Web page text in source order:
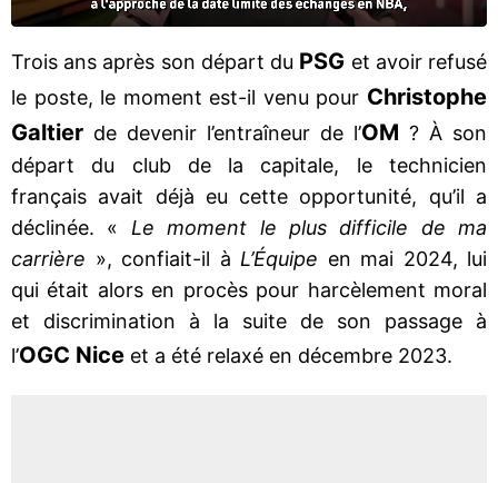
Trois ans après son départ du PSG et avoir refusé
le poste, le moment est-il venu pour Christophe
Galtier de devenir l’entraîneur de l’OM ? À son
départ du club de la capitale, le technicien
français avait déjà eu cette opportunité, qu’il a
déclinée. « Le moment le plus difficile de ma
carrière », confiait-il à L’Équipe en mai 2024, lui
qui était alors en procès pour harcèlement moral
et discrimination à la suite de son passage à
l’OGC Nice et a été relaxé en décembre 2023.